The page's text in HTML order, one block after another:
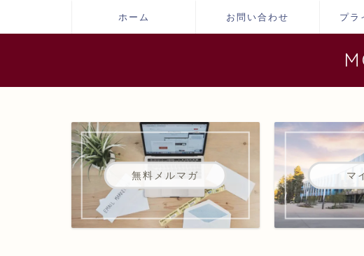
ホーム お問い合わせ
プラ
無料メルマガ マ